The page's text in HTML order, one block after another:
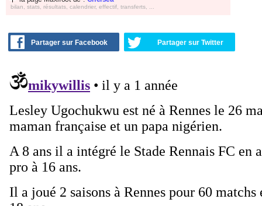
bilan, stats, résultats, calendrier, effectif, transferts, ...
Partager sur Facebook Partager sur Twitter